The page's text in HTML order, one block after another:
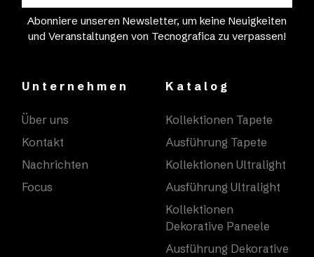
Abonniere unseren Newsletter, um keine Neuigkeiten
und Veranstaltungen von Tecnografica zu verpassen!
Unternehmen
Über uns
Kontakt
Nachrichten
Focus
Katalog
Kollektionen Tapete
Ausführung Tapete
Kollektionen Ultralight
Ausführung Ultralight
Kollektionen
Dekorative Paneele
Ausführung Dekorative